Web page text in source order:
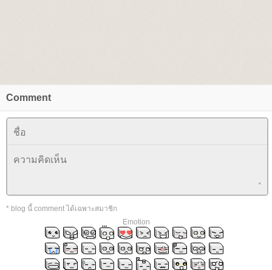
Comment
* blog นี้ comment ได้เฉพาะสมาชิก
Emotion